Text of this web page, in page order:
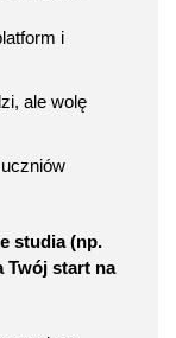
i
ale wolę
studia (np.
Twój start na